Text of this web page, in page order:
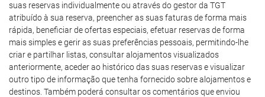
suas reservas individualmente ou através do gestor da TGT
atribuído à sua reserva, preencher as suas faturas de forma mais
rápida, beneficiar de ofertas especiais, efetuar reservas de forma
mais simples e gerir as suas preferências pessoais, permitindo-lhe
criar e partilhar listas, consultar alojamentos visualizados
anteriormente, aceder ao histórico das suas reservas e visualizar
outro tipo de informação que tenha fornecido sobre alojamentos e
destinos. Também poderá consultar os comentários que enviou